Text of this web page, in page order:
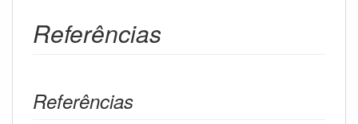
Referências
Referências